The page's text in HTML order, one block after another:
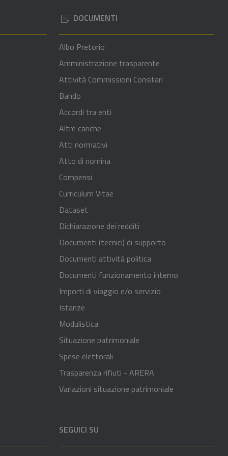
DOCUMENTI
Albo Pretorio
Amministrazione trasparente
Attività Commissioni Consiliari
Bando
Accordi tra enti
Altre cariche
Atti normativi
Atto di nomina
Compensi
Curriculum Vitae
Dataset
Dichiarazione dei redditi
Documenti (tecnici) di supporto
Documenti attività politica
Documenti funzionamento interno
Importi di viaggio e/o servizio
Istanze
Modulistica
Situazione patrimoniale
Spese elettorali
Trasparenza rifiuti - ARERA
Variazioni situazione patrimoniale
SEGUICI SU